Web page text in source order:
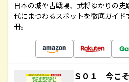
日本の城や古戦場、武将ゆかりの
代にまつわるスポットを徹底ガイ
冊。
Ｓ０１ 今こ